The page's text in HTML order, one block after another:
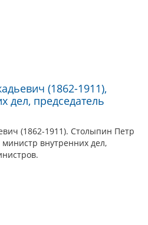
(1862-1911),
дел, председатель
(1862-1911). Столыпин Петр
внутренних дел,